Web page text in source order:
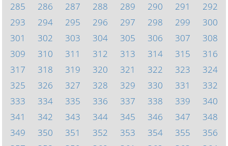
285
286 287 288 289 290 291
292
293
294 295 296 297 298 299
300
301
302 303 304 305 306 307
308
309
310 311 312 313 314 315
316
317
318 319 320 321 322 323
324
325
326 327 328 329 330 331
332
333
334 335 336 337 338 339
340
341
342 343 344 345 346 347
348
349
350 351 352 353 354 355
356